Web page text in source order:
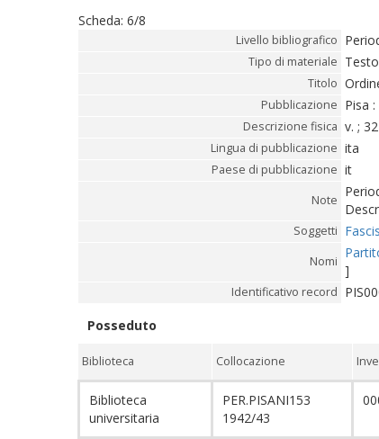
Scheda: 6/8
Livello bibliografico
Tipo di materiale
Titolo
Pubblicazione Pisa
Descrizione fisica v. ;
Lingua di pubblicazione ita
Paese di pubblicazione it
Note
Soggetti
Nomi
]
Identificativo record
Posseduto
Biblioteca Collocazione
Biblioteca
universitaria
PER.PISANI153
1942/43